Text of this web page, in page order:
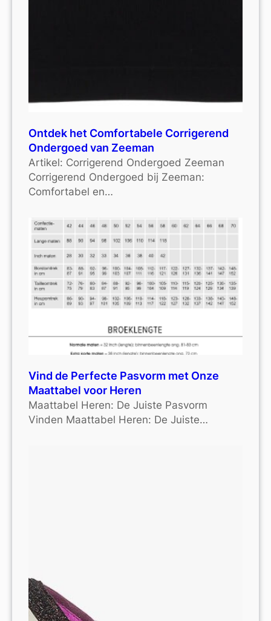
Ontdek het Comfortabele Corrigerend
Ondergoed van Zeeman
Artikel: Corrigerend Ondergoed Zeeman
Corrigerend Ondergoed bij Zeeman:
Comfortabel en…
Vind de Perfecte Pasvorm met Onze
Maattabel voor Heren
Maattabel Heren: De Juiste Pasvorm
Vinden Maattabel Heren: De Juiste…